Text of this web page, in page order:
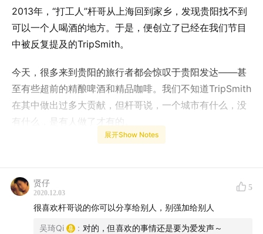
2013年，“打工人”杆哥从上海回到家乡，发现贵阳找不到
可以一个人喝酒的地方。于是，便创立了已经在我们节目
中被反复提及的TripSmith。
今天，很多来到贵阳的旅行者都会惊叹于贵阳发达——甚
至有些超前的精酿啤酒和精品咖啡。我们不知道TripSmith
在其中做出过多大贡献，但杆哥说，一个城市有什么，没
有什么，是有人做了才有的。
他说，喜欢一样东西，就去感知它、享受它、分享它。而
去“说服”别人是最无聊的。中国精酿目前最大的问题就是
展开Show Notes
贤仔
2020.12.03
5
很喜欢杆哥说的你可以分享给别人，别强加给别人
吴琦Qi : 对的，但喜欢的事情还是要为爱发声～